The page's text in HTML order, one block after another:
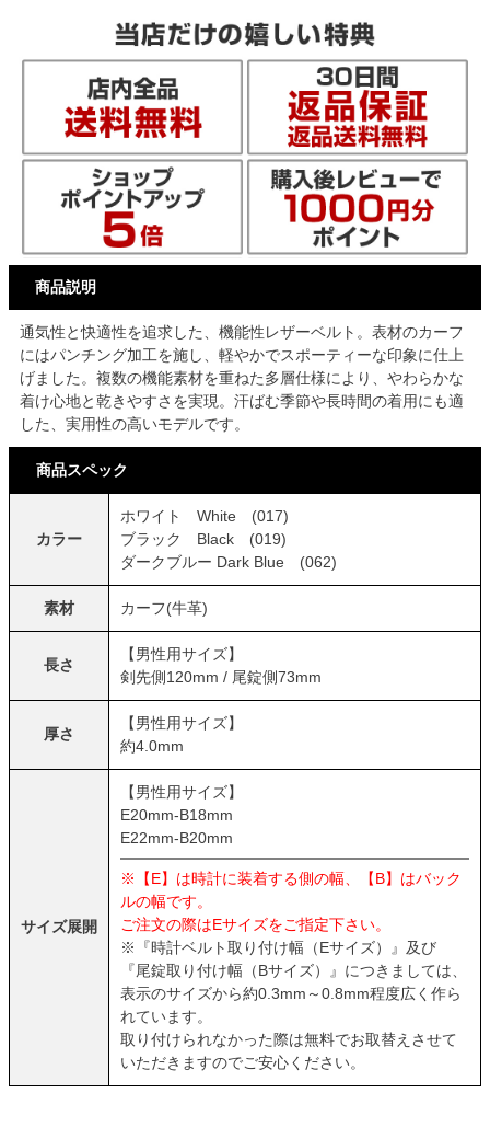
商品説明
通気性と快適性を追求した、機能性レザーベルト。表材のカーフ
にはパンチング加工を施し、軽やかでスポーティーな印象に仕上
げました。複数の機能素材を重ねた多層仕様により、やわらかな
着け心地と乾きやすさを実現。汗ばむ季節や長時間の着用にも適
した、実用性の高いモデルです。
商品スペック
カラー
ホワイト White (017)
ブラック Black (019)
ダークブルー Dark Blue (062)
素材 カーフ(牛革)
長さ
【男性用サイズ】
剣先側120mm / 尾錠側73mm
厚さ
【男性用サイズ】
約4.0mm
サイズ展開
【男性用サイズ】
E20mm-B18mm
E22mm-B20mm
※【E】は時計に装着する側の幅、【B】はバック
ルの幅です。
ご注文の際はEサイズをご指定下さい。
※『時計ベルト取り付け幅（Eサイズ）』及び
『尾錠取り付け幅（Bサイズ）』につきましては、
表示のサイズから約0.3mm～0.8mm程度広く作ら
れています。
取り付けられなかった際は無料でお取替えさせて
いただきますのでご安心ください。